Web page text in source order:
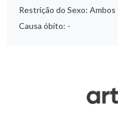
Restrição do Sexo: Ambos
Causa óbito: -